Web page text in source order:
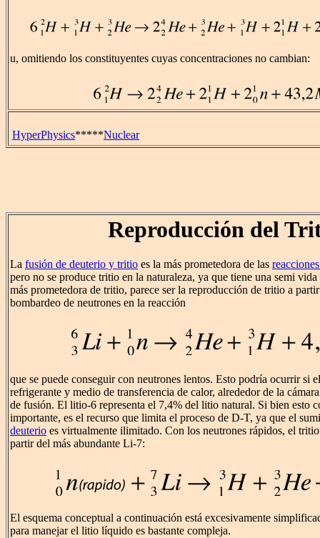
u, omitiendo los constituyentes cuyas concentraciones no cambian:
HyperPhysics*****Nuclear
Reproducción del
La fusión de deuterio y tritio es la más prometedora de las
pero no se produce tritio en la naturaleza, ya que tiene una semi
más prometedora de tritio, parece ser la reproducción de tritio a
bombardeo de neutrones en la reacción
que se puede conseguir con neutrones lentos. Esto podría ocurrir si
refrigerante y medio de transferencia de calor, alrededor de la
de fusión. El litio-6 representa el 7,4% del litio natural. Si bien esto
importante, es el recurso que limita el proceso de D-T, ya que el
deuterio es virtualmente ilimitado. Con los neutrones rápidos, el
partir del más abundante Li-7:
El esquema conceptual a continuación está excesivamente
para manejar el litio líquido es bastante compleja.